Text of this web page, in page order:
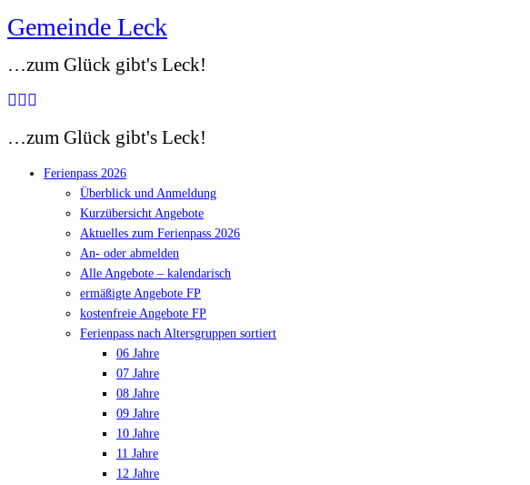
Zum
springen
Gemeinde Leck
…zum Glück gibt's Leck!
…zum Glück gibt's Leck!
Ferienpass 2026
Überblick und Anmeldung
Kurzübersicht Angebote
Aktuelles zum Ferienpass 2026
An- oder abmelden
Alle Angebote – kalendarisch
ermäßigte Angebote FP
kostenfreie Angebote FP
Ferienpass nach Altersgruppen sortiert
06 Jahre
07 Jahre
08 Jahre
09 Jahre
10 Jahre
11 Jahre
12 Jahre